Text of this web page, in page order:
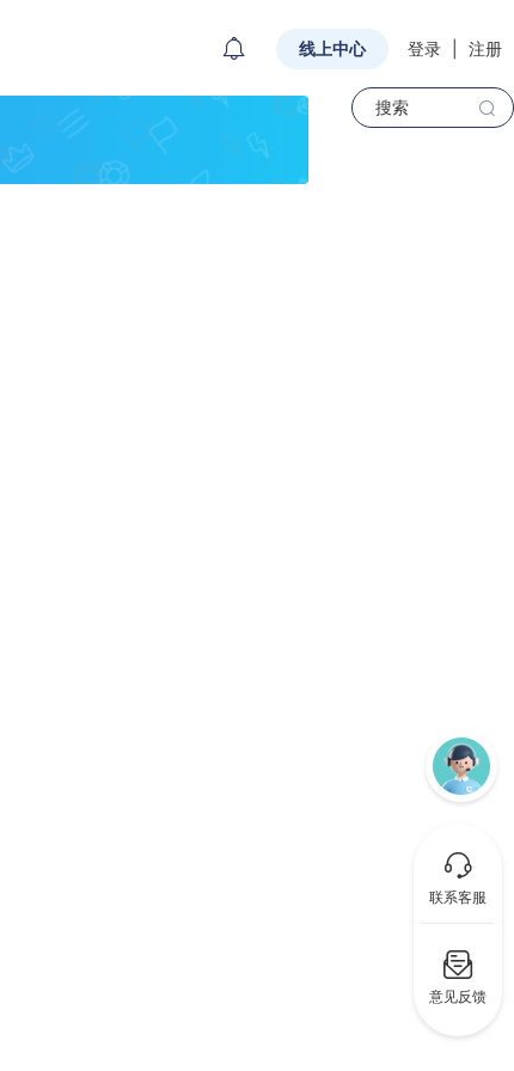
登录 注册
线上中心
联系客服
意见反馈